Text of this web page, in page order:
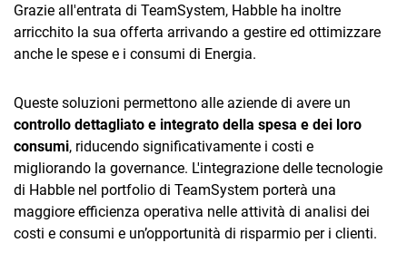
Trust Services
TeamSystem Corporate
TeamSystem Store
Grazie all'entrata di TeamSystem, Habble ha inoltre
arricchito la sua offerta arrivando a gestire ed ottimizzare
anche le spese e i consumi di Energia.
Queste soluzioni permettono alle aziende di avere un
controllo dettagliato e integrato della spesa e dei loro
consumi, riducendo significativamente i costi e
migliorando la governance. L'integrazione delle tecnologie
di Habble nel portfolio di TeamSystem porterà una
maggiore efficienza operativa nelle attività di analisi dei
costi e consumi e un’opportunità di risparmio per i clienti.